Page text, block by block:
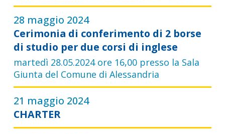
28 maggio 2024
Cerimonia di conferimento di 2 borse
di studio per due corsi di inglese
martedì 28.05.2024 ore 16,00 presso la Sala
Giunta del Comune di Alessandria
21 maggio 2024
CHARTER